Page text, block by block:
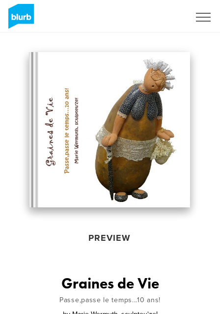
PREVIEW
Graines de Vie
Passe,passe le temps...10 ans!